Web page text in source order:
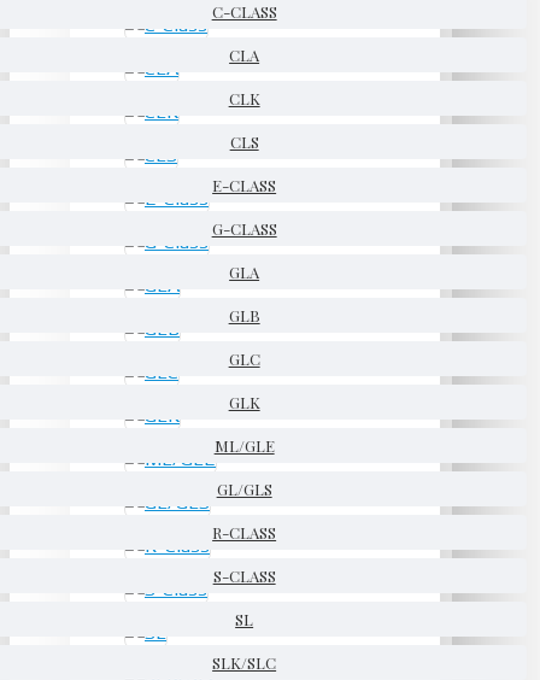
C-CLASS
CLA
CLK
CLS
E-CLASS
G-CLASS
GLA
GLB
GLC
GLK
ML/GLE
GL/GLS
R-CLASS
S-CLASS
SL
SLK/SLC